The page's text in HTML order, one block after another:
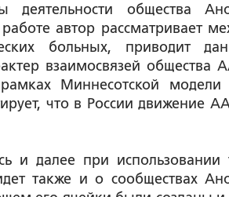
деятельности общества
автор рассматривает
больных, приводит
взаимосвязей общества
Миннесотской модели
что в России движение
и далее при использовании
также и о сообществах